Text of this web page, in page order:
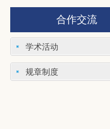
合作交流
学术活动
规章制度